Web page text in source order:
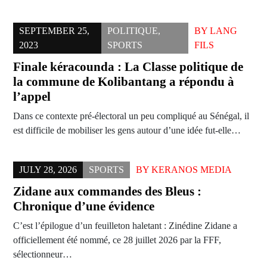
SEPTEMBER 25,
2023
POLITIQUE,
SPORTS
BY LANG
FILS
Finale kéracounda : La Classe politique de
la commune de Kolibantang a répondu à
l’appel
Dans ce contexte pré-électoral un peu compliqué au Sénégal, il
est difficile de mobiliser les gens autour d’une idée fut-elle…
JULY 28, 2026 SPORTS BY KERANOS MEDIA
Zidane aux commandes des Bleus :
Chronique d’une évidence
C’est l’épilogue d’un feuilleton haletant : Zinédine Zidane a
officiellement été nommé, ce 28 juillet 2026 par la FFF,
sélectionneur…